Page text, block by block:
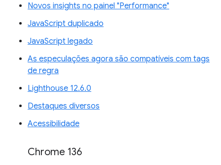
Novos insights no painel "Performance"
JavaScript duplicado
JavaScript legado
As especulações agora são compatíveis com tags
de regra
Lighthouse 12.6.0
Destaques diversos
Acessibilidade
Chrome 136